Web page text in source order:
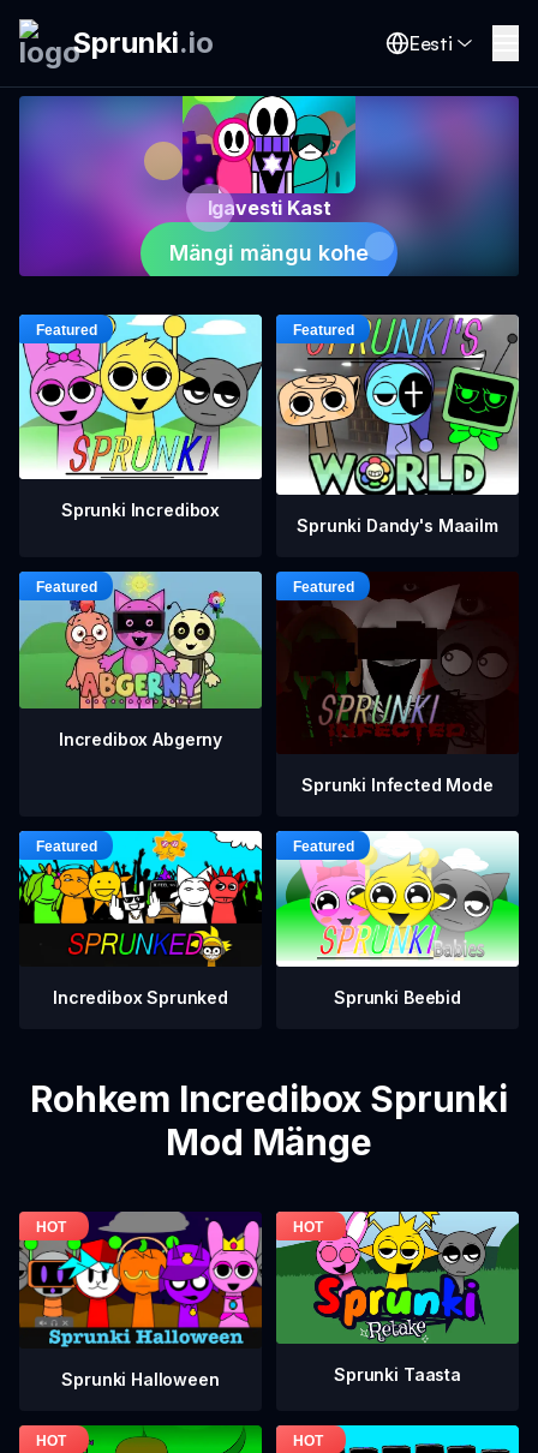
Sprunki.io Eesti
Igavesti Kast
Mängi mängu kohe
Sprunki Incredibox
Sprunki Dandy's Maailm
Incredibox Abgerny
Sprunki Infected Mode
Incredibox Sprunked Sprunki Beebid
Rohkem Incredibox Sprunki
Mod Mänge
Sprunki Halloween Sprunki Taasta